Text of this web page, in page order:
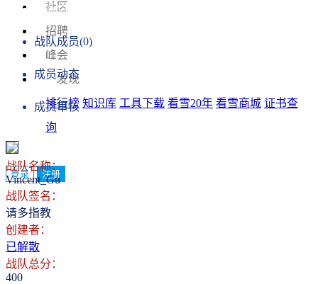
社区
招聘
峰会
发现
排行榜 知识库 工具下载 看雪20年 看雪商城 证书查
询
登录 注册
战队信息
战队成员(0)
成员动态
成员审核
战队名称：
Vincent_Gu
战队签名：
请多指教
创建者：
已解散
战队总分：
400